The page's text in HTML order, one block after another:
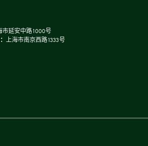
市延安中路1000号
上海市南京西路1333号